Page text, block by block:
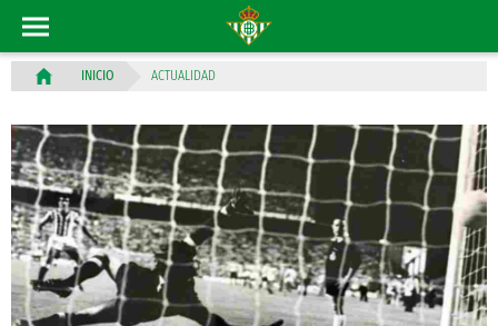
INICIO ACTUALIDAD